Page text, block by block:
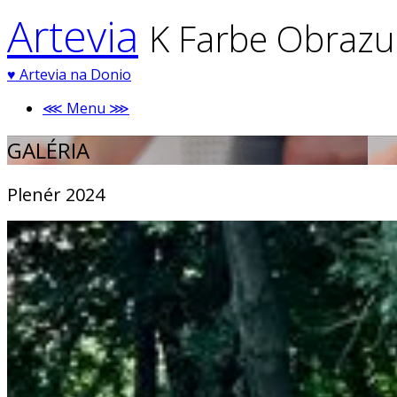
Artevia K Farbe
♥ Artevia na Donio
⋘ Menu ⋙
GALÉRIA
Plenér 2024